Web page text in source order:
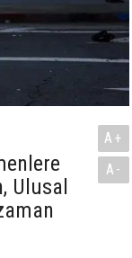
Ulusal
A+
A-